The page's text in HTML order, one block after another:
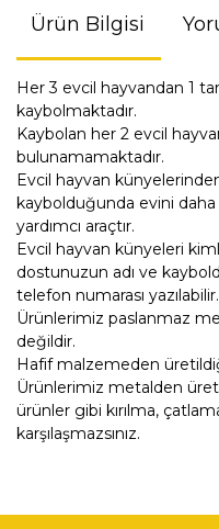
Ürün Bilgisi
Her 3 evcil hayvandan 1
kaybolmaktadır.
Kaybolan her 2 evcil
bulunamamaktadır.
Evcil hayvan
kaybolduğunda evini
yardımcı araçtır.
Evcil hayvan künyeleri
dostunuzun adı ve
telefon numarası yazılabilir.
Ürünlerimiz paslanmaz
değildir.
Hafif malzemeden
Ürünlerimiz metalden
ürünler gibi kırılma,
karşılaşmazsınız.
konularda yetersiz